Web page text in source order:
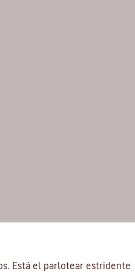
Está el parlotear estridente